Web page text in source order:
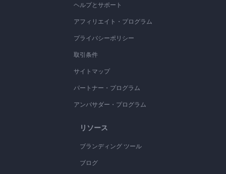
ヘルプとサポート
アフィリエイト・プログラム
プライバシーポリシー
取引条件
サイトマップ
パートナー・プログラム
アンバサダー・プログラム
リソース
ブランディング ツール
ブログ